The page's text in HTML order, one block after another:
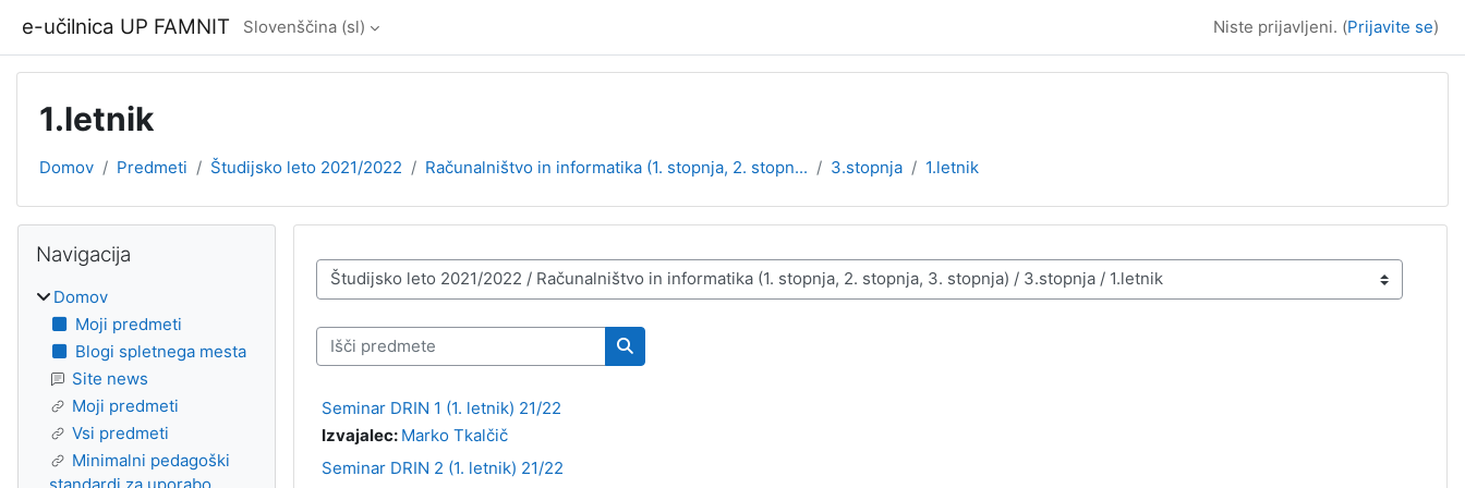
e-učilnica UP FAMNIT Slovenščina ‎(sl)‎ Niste prijavljeni. (Prijavite se)
1.letnik
Domov Predmeti Študijsko leto 2021/2022 Računalništvo in informatika (1. stopnja, 2. stopn... 3.stopnja 1.letnik
Kategorije predmetov
Išči predmete
Išči predmete
Seminar DRIN 1 (1. letnik) 21/22
Izvajalec: Marko Tkalčič
Seminar DRIN 2 (1. letnik) 21/22
Bloki
Navigacija
Domov
Moji predmeti
Blogi spletnega mesta
Site news
Moji predmeti
Vsi predmeti
Minimalni pedagoški